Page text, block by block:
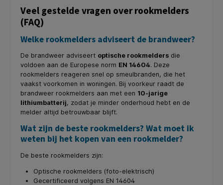
Veel gestelde vragen over rookmelders
(FAQ)
Welke rookmelders adviseert de brandweer?
De brandweer adviseert optische rookmelders die
voldoen aan de Europese norm EN 14604. Deze
rookmelders reageren snel op smeulbranden, die het
vaakst voorkomen in woningen. Bij voorkeur raadt de
brandweer rookmelders aan met een 10-jarige
lithiumbatterij, zodat je minder onderhoud hebt en de
melder altijd betrouwbaar blijft.
Wat zijn de beste rookmelders? Wat moet ik
weten bij het kopen van een rookmelder?
De beste rookmelders zijn:
Optische rookmelders (foto-elektrisch)
Gecertificeerd volgens EN 14604